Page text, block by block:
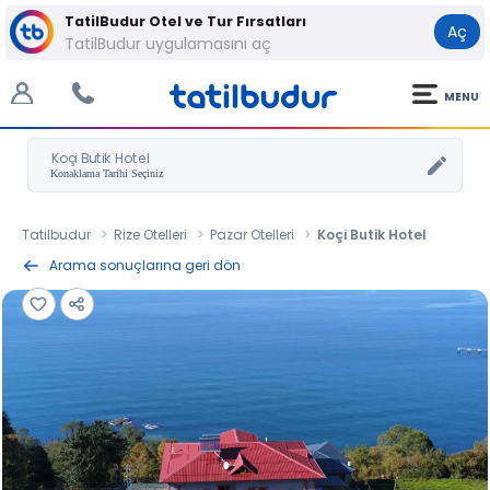
TatilBudur Otel ve Tur Fırsatları
TatilBudur uygulamasını aç
Aç
MENU
Koçi Butik Hotel
Tatilbudur Rize Otelleri Pazar Otelleri
Koçi Butik Hotel
Arama sonuçlarına geri dön